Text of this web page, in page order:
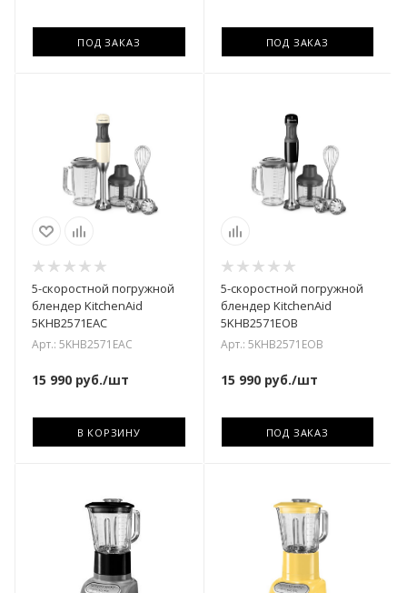
ПОД ЗАКАЗ ПОД ЗАКАЗ
5-скоростной погружной
блендер KitchenAid
5KHB2571EAC
Арт.: 5KHB2571EAC
15 990 руб./шт
В КОРЗИНУ
5-скоростной погружной
блендер KitchenAid
5KHB2571EOB
Арт.: 5KHB2571EOB
15 990руб./шт
ПОД ЗАКАЗ